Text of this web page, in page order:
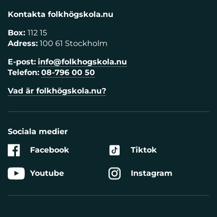
Kontakta folkhögskola.nu
Box: 112 15
Adress: 100 61 Stockholm
E-post: info@folkhogskola.nu
Telefon: 08-796 00 50
Vad är folkhögskola.nu?
Sociala medier
Facebook
Youtube
Tiktok
Instagram